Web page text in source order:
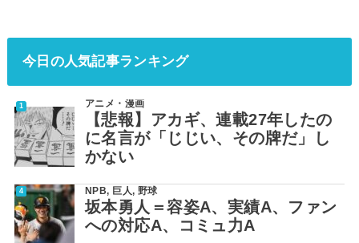
今日の人気記事ランキング
アニメ・漫画
【悲報】アカギ、連載27年したの
に名言が「じじい、その牌だ」し
かない
NPB, 巨人, 野球
坂本勇人＝容姿A、実績A、ファン
への対応A、コミュ力A